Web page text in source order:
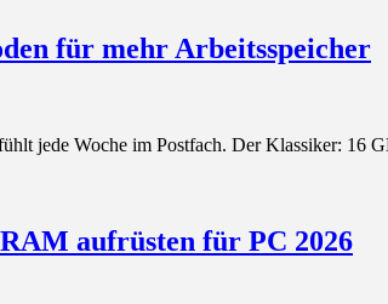
für mehr Arbeitsspeicher
jede Woche im Postfach. Der Klassiker: 16
aufrüsten für PC 2026